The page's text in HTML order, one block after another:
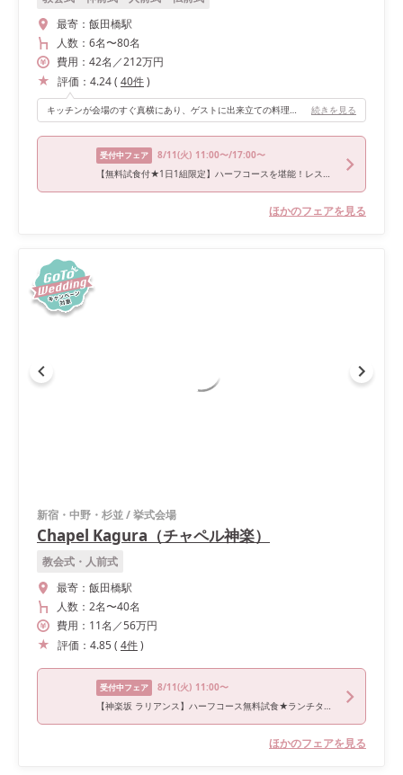
最寄： 飯田橋駅
人数： 6名〜80名
費用： 42名 ／212万円
評価： 4.24( 40件)
キッチンが会場のすぐ真横にあり、ゲストに出来立ての料理を提供していただけます！ 続きを見る
受付中フェア 8/11(火) 11:00〜/17:00〜
【無料試食付★1日1組限定】ハーフコースを堪能！レストラン体感フェア
ほかのフェアを見る
新宿・中野・杉並/挙式会場
Chapel Kagura（チャペル神楽）
教会式・人前式
最寄： 飯田橋駅
人数： 2名〜40名
費用： 11名 ／56万円
評価： 4.85( 4件)
受付中フェア 8/11(火) 11:00〜
【神楽坂 ラリアンス】ハーフコース無料試食★ランチタイム美食フェア
ほかのフェアを見る